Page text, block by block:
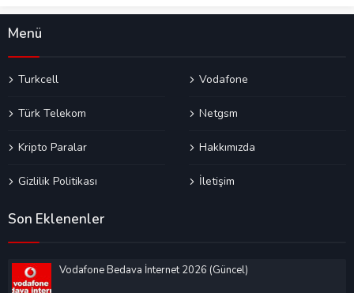
Menü
Turkcell Vodafone
Türk Telekom Netgsm
Kripto Paralar Hakkımızda
Gizlilik Politikası İletişim
Son Eklenenler
Vodafone Bedava İnternet 2026 (Güncel)